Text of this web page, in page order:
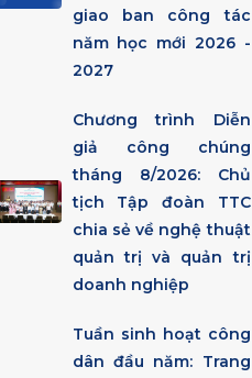
giao ban công tác
năm học mới 2026 -
2027
Chương trình Diễn
giả công chúng
tháng 8/2026: Chủ
tịch Tập đoàn TTC
chia sẻ về nghệ thuật
quản trị và quản trị
doanh nghiệp
Tuần sinh hoạt công
dân đầu năm: Trang